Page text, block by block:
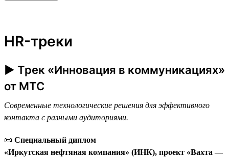
HR-треки
► Трек «Инновация в коммуникациях»
от МТС
Современные технологические решения для эффективного
контакта с разными аудиториями.
📜 Специальный диплом
«Иркутская нефтяная компания» (ИНК), проект «Вахта —